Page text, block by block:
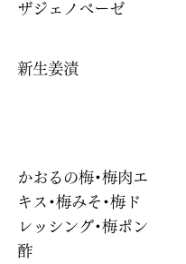
ザジェノベーゼ
新生姜漬
かおるの梅・梅肉エ
キス・梅みそ・梅ド
レッシング・梅ポン
酢